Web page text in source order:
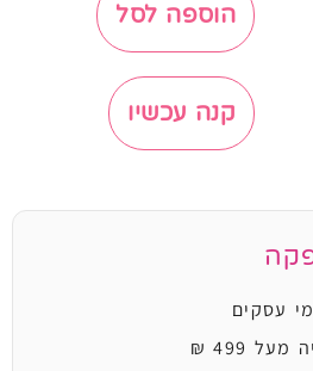
הוספה לסל
קנה עכשיו
499 ₪